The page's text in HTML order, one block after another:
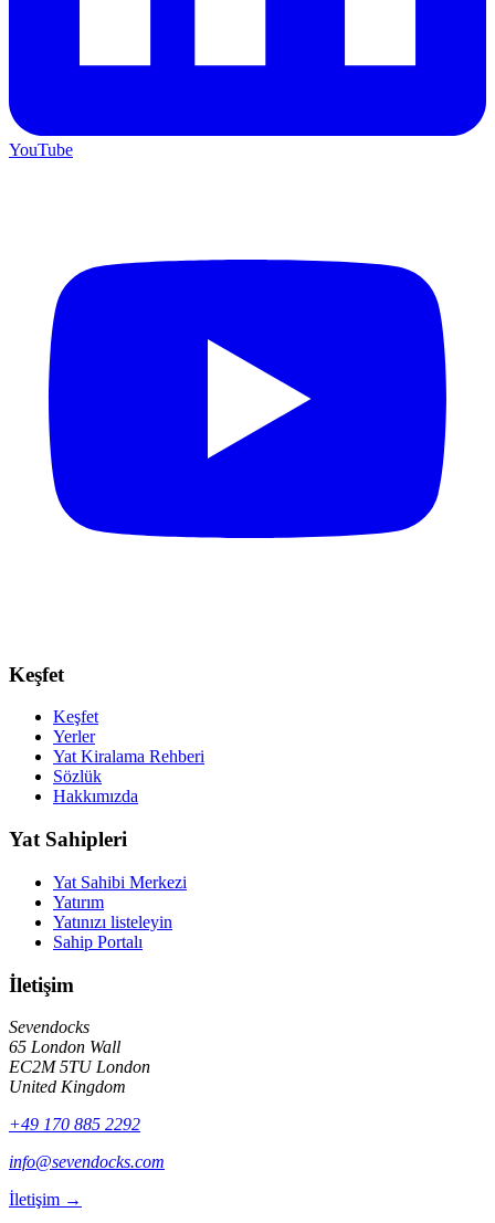
YouTube
Keşfet
Keşfet
Yerler
Yat Kiralama Rehberi
Sözlük
Hakkımızda
Yat Sahipleri
Yat Sahibi Merkezi
Yatırım
Yatınızı listeleyin
Sahip Portalı
İletişim
Sevendocks
65 London Wall
EC2M 5TU London
United Kingdom
+49 170 885 2292
info@sevendocks.com
İletişim →